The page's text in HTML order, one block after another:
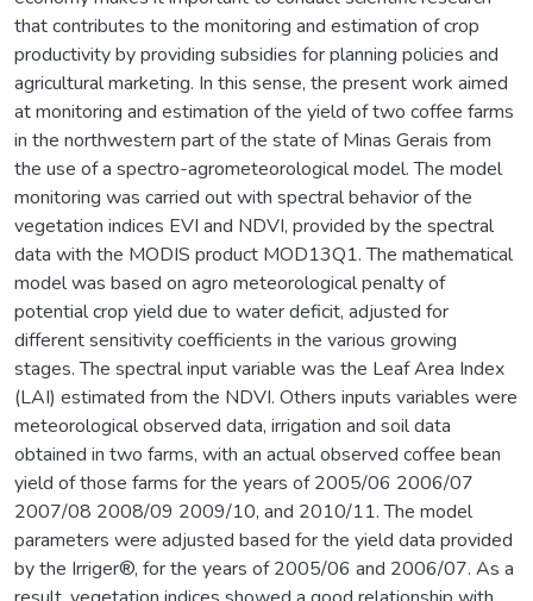
that contributes to the monitoring and estimation of crop
productivity by providing subsidies for planning policies and
agricultural marketing. In this sense, the present work aimed
at monitoring and estimation of the yield of two coffee farms
in the northwestern part of the state of Minas Gerais from
the use of a spectro-agrometeorological model. The model
monitoring was carried out with spectral behavior of the
vegetation indices EVI and NDVI, provided by the spectral
data with the MODIS product MOD13Q1. The mathematical
model was based on agro meteorological penalty of
potential crop yield due to water deficit, adjusted for
different sensitivity coefficients in the various growing
stages. The spectral input variable was the Leaf Area Index
(LAI) estimated from the NDVI. Others inputs variables were
meteorological observed data, irrigation and soil data
obtained in two farms, with an actual observed coffee bean
yield of those farms for the years of 2005/06 2006/07
2007/08 2008/09 2009/10, and 2010/11. The model
parameters were adjusted based for the yield data provided
by the Irriger®, for the years of 2005/06 and 2006/07. As a